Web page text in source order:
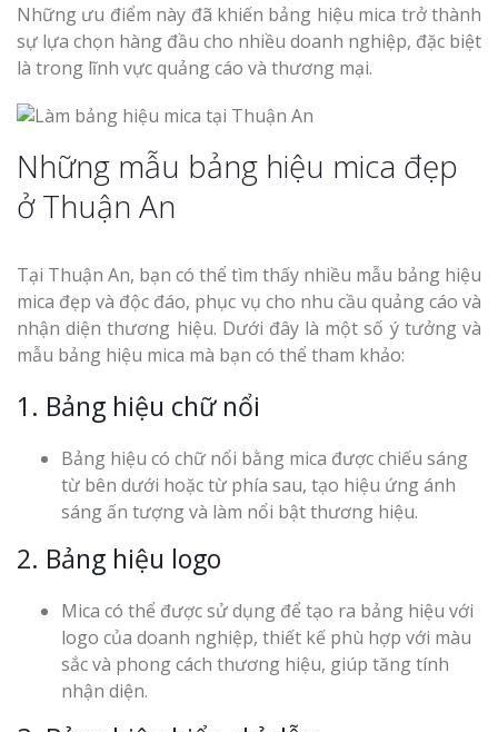
Những ưu điểm này đã khiến bảng hiệu mica trở thành
sự lựa chọn hàng đầu cho nhiều doanh nghiệp, đặc biệt
là trong lĩnh vực quảng cáo và thương mại.
Những mẫu bảng hiệu mica đẹp
ở Thuận An
Tại Thuận An, bạn có thể tìm thấy nhiều mẫu bảng hiệu
mica đẹp và độc đáo, phục vụ cho nhu cầu quảng cáo và
nhận diện thương hiệu. Dưới đây là một số ý tưởng và
mẫu bảng hiệu mica mà bạn có thể tham khảo:
1. Bảng hiệu chữ nổi
Bảng hiệu có chữ nổi bằng mica được chiếu sáng
từ bên dưới hoặc từ phía sau, tạo hiệu ứng ánh
sáng ấn tượng và làm nổi bật thương hiệu.
2. Bảng hiệu logo
Mica có thể được sử dụng để tạo ra bảng hiệu với
logo của doanh nghiệp, thiết kế phù hợp với màu
sắc và phong cách thương hiệu, giúp tăng tính
nhận diện.